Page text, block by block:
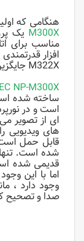
هنگامی که اولین بار
M300X یک
مناسب برای
M322X جایگزین شده است.
NP-M300X
است و در
ای از تصویر
های ویدیویی
قابل حمل
شده است.
قدیمی شده
وجود دارد ،
صدا و تصحیح